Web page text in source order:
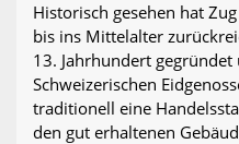
Historisch gesehen hat
bis ins Mittelalter
13. Jahrhundert
Schweizerischen
traditionell eine
den gut erhaltenen